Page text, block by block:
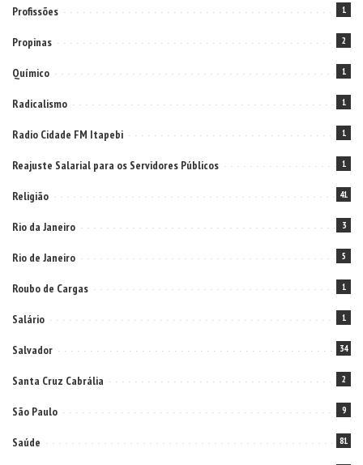
Profissões 1
Propinas 2
Químico 1
Radicalismo 1
Radio Cidade FM Itapebi 1
Reajuste Salarial para os Servidores Públicos 1
Religião 41
Rio da Janeiro 3
Rio de Janeiro 5
Roubo de Cargas 1
Salário 1
Salvador 34
Santa Cruz Cabrália 2
São Paulo 9
Saúde 81